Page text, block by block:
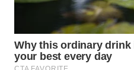
TENGAH
WN DELI